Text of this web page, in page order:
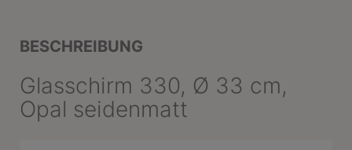
BESCHREIBUNG
Glasschirm 330, Ø 33 cm,
Opal seidenmatt